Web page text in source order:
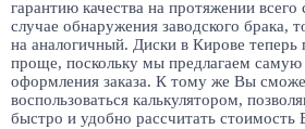
гарантию качества на протяжении всего
случае обнаружения заводского брака,
на аналогичный. Диски в Кирове теперь
проще, поскольку мы предлагаем
оформления заказа. К тому же Вы
воспользоваться калькулятором,
быстро и удобно рассчитать стоимость